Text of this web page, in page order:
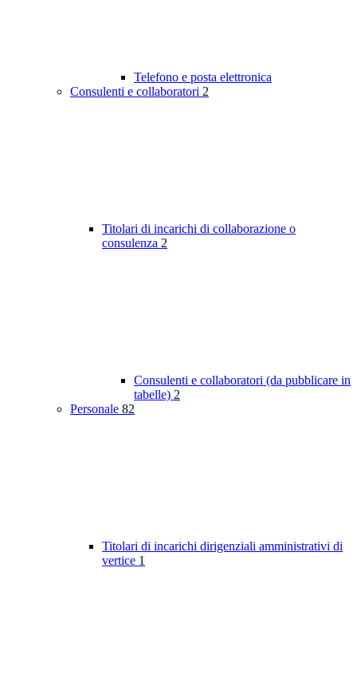
Telefono e posta elettronica
Consulenti e collaboratori 2
Titolari di incarichi di collaborazione o
consulenza 2
Consulenti e collaboratori (da pubblicare in
tabelle) 2
Personale 82
Titolari di incarichi dirigenziali amministrativi di
vertice 1